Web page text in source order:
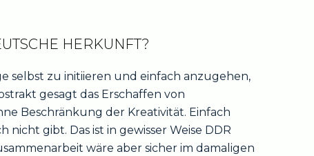
HERKUNFT?
selbst zu initiieren und einfach anzugehen,
gesagt das Erschaffen von
Beschränkung der Kreativität. Einfach
nicht gibt. Das ist in gewisser Weise DDR
wäre aber sicher im damaligen